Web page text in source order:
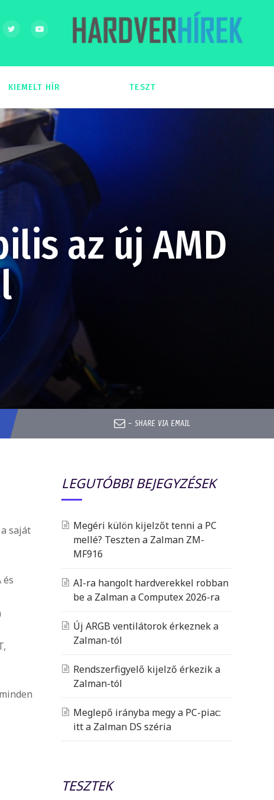
KIEMELT HÍR TESZT
az új AMD
– SHARE VIA EMAIL
saját
és
LEGUTÓBBI BEJEGYZÉSEK
Megéri külön kijelzőt tenni a PC
mellé? Teszten a Zalman ZM-
MF916
AI-ra hangolt hardverekkel robban
be a Zalman a Computex 2026-ra
Új ARGB ventilátorok érkeznek a
Zalman-tól
Rendszerfigyelő kijelző érkezik a
Zalman-tól
Meglepő irányba megy a PC-piac:
itt a Zalman DS széria
TESZTEK